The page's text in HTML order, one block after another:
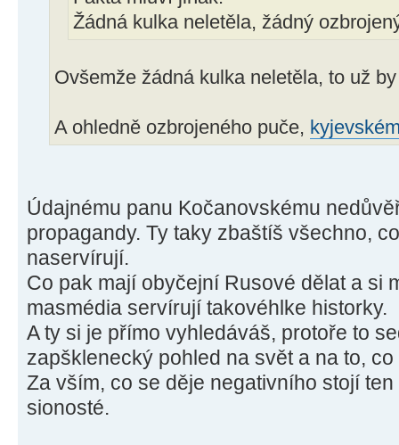
Žádná kulka neletěla, žádný
Ovšemže žádná kulka neletěla, to už
A ohledně ozbrojeného puče,
Údajnému panu Kočanovskému
propagandy. Ty taky zbaštíš všechno,
naservírují.
Co pak mají obyčejní Rusové dělat a si
masmédia servírují takovéhlke historky.
A ty si je přímo vyhledáváš, protoře to
zapšklenecký pohled na svět a na to, co
Za vším, co se děje negativního stojí
sionosté.